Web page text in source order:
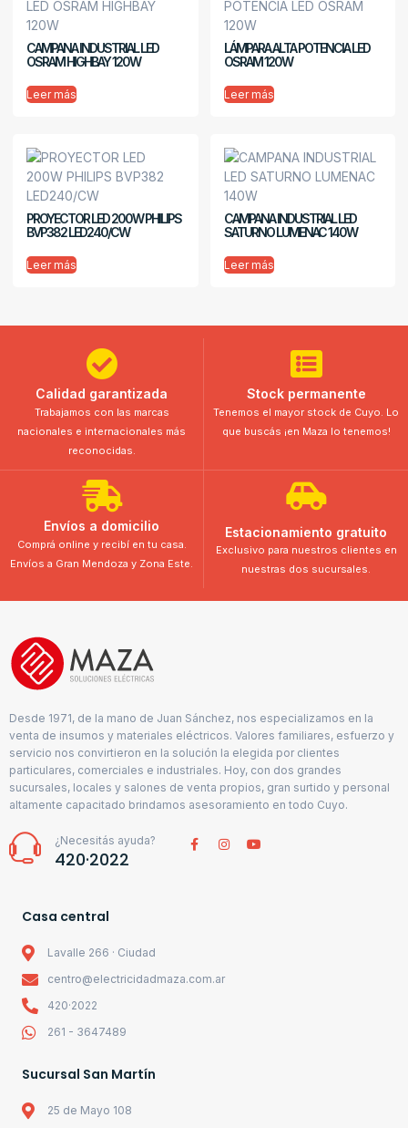
CAMPANA INDUSTRIAL LED
OSRAM HIGHBAY 120W
Leer más
LÁMPARA ALTA POTENCIA LED
OSRAM 120W
Leer más
PROYECTOR LED 200W PHILIPS
BVP382 LED240/CW
Leer más
CAMPANA INDUSTRIAL LED
SATURNO LUMENAC 140W
Leer más
Calidad garantizada
Trabajamos con las marcas
nacionales e internacionales más
reconocidas.
Stock permanente
Tenemos el mayor stock de Cuyo. Lo
que buscás ¡en Maza lo tenemos!
Envíos a domicilio
Comprá online y recibí en tu casa.
Envíos a Gran Mendoza y Zona Este.
Estacionamiento gratuito
Exclusivo para nuestros clientes en
nuestras dos sucursales.
Desde 1971, de la mano de Juan Sánchez, nos especializamos en la
venta de insumos y materiales eléctricos. Valores familiares, esfuerzo y
servicio nos convirtieron en la solución la elegida por clientes
particulares, comerciales e industriales. Hoy, con dos grandes
sucursales, locales y salones de venta propios, gran surtido y personal
altamente capacitado brindamos asesoramiento en todo Cuyo.
¿Necesitás ayuda?
420·2022
Casa central
Lavalle 266 · Ciudad
centro@electricidadmaza.com.ar
420·2022
261 - 3647489
Sucursal San Martín
25 de Mayo 108